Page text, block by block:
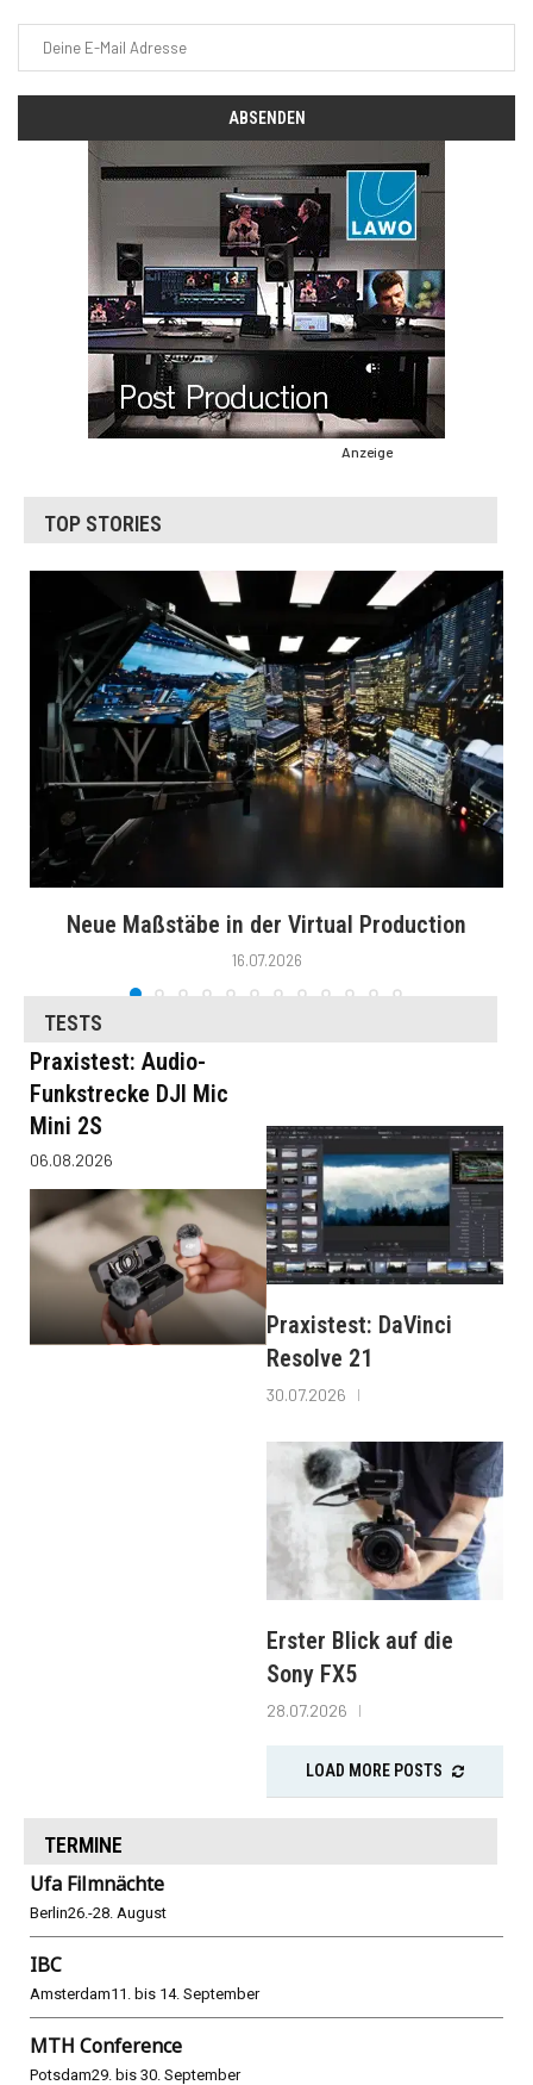
Anzeige
TOP STORIES
Neue Maßstäbe in der Virtual Production
16.07.2026
TESTS
Praxistest: Audio-
Funkstrecke DJI Mic
Mini 2S
06.08.2026
Praxistest: DaVinci
Resolve 21
30.07.2026
Erster Blick auf die
Sony FX5
28.07.2026
LOAD MORE POSTS
TERMINE
Ufa Filmnächte
Berlin26.-28. August
IBC
Amsterdam11. bis 14. September
MTH Conference
Potsdam29. bis 30. September